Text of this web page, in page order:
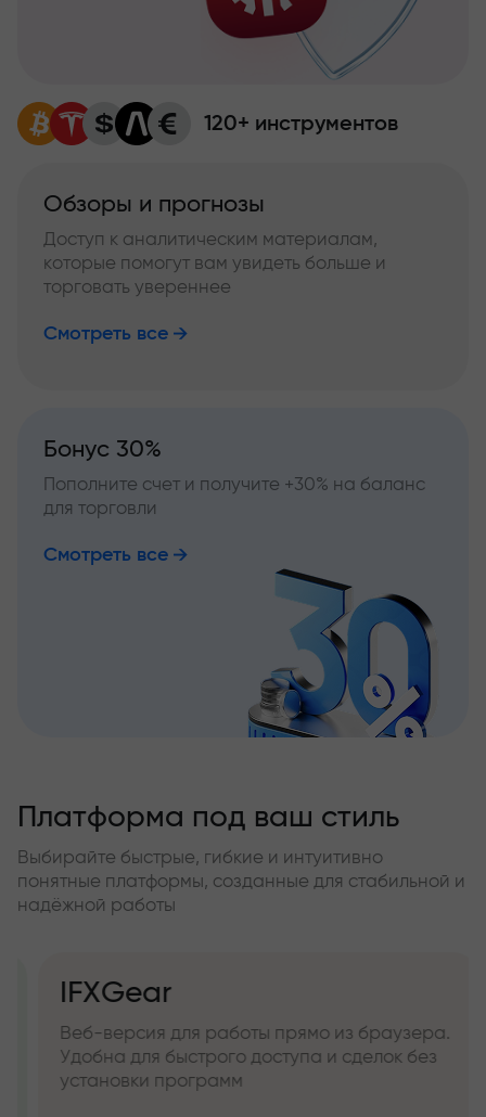
120+ инструментов
Обзоры и прогнозы
Доступ к аналитическим материалам,
которые помогут вам увидеть больше и
торговать увереннее
Смотреть все
Бонус 30%
Пополните счет и получите +30% на баланс
для торговли
Смотреть все
Платформа под ваш стиль
Выбирайте быстрые, гибкие и интуитивно
понятные платформы, созданные для стабильной и
надёжной работы
IFXGear
Веб-версия для работы прямо из браузера.
Удобна для быстрого доступа и сделок без
установки программ